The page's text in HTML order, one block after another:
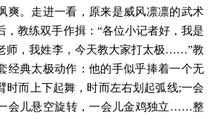
爽。走进一看，原来是威风凛凛的武术
，教练双手作揖：“各位小记者好，我是
师，我姓李，今天教大家打太极……”教
经典太极动作：他的手似乎捧着一个无
时而上下起舞，时而左右划起弧线;一会
会儿悬空旋转，一会儿金鸡独立……整